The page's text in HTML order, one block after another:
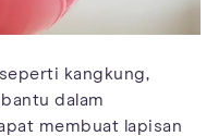
kangkung,
dalam
membuat lapisan